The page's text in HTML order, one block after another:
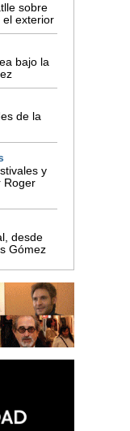
sobre
el exterior
bajo la
de la
y
Roger
desde
Gómez